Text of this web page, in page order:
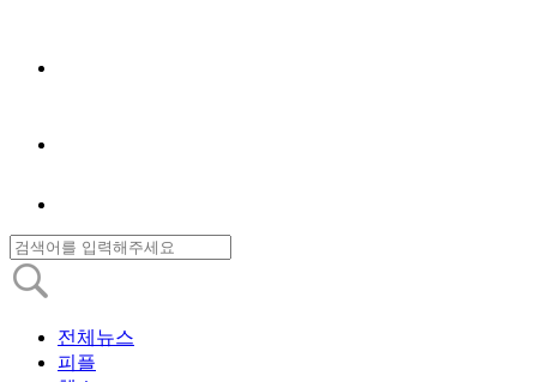
전체뉴스
피플